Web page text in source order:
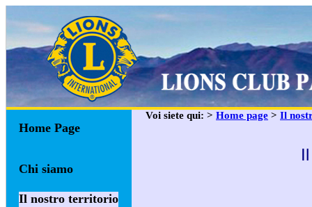
Home Page
Chi siamo
Il nostro territorio
Voi siete qui: > Home page > Il